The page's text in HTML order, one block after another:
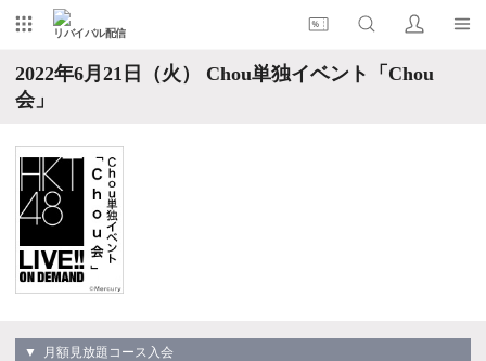
リバイバル配信
2022年6月21日（火） Chou単独イベント「Chou
会」
▼ 月額見放題コース入会